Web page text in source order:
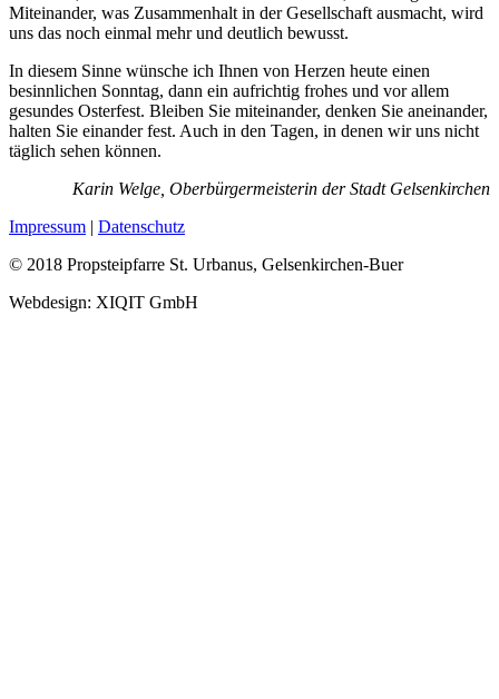
Miteinander, was Zusammenhalt in der Gesellschaft ausmacht, wird
uns das noch einmal mehr und deutlich bewusst.
In diesem Sinne wünsche ich Ihnen von Herzen heute einen
besinnlichen Sonntag, dann ein aufrichtig frohes und vor allem
gesundes Osterfest. Bleiben Sie miteinander, denken Sie aneinander,
halten Sie einander fest. Auch in den Tagen, in denen wir uns nicht
täglich sehen können.
Karin Welge, Oberbürgermeisterin der Stadt Gelsenkirchen
Impressum
Datenschutz
© 2018 Propsteipfarre St. Urbanus, Gelsenkirchen-Buer
Webdesign: XIQIT GmbH